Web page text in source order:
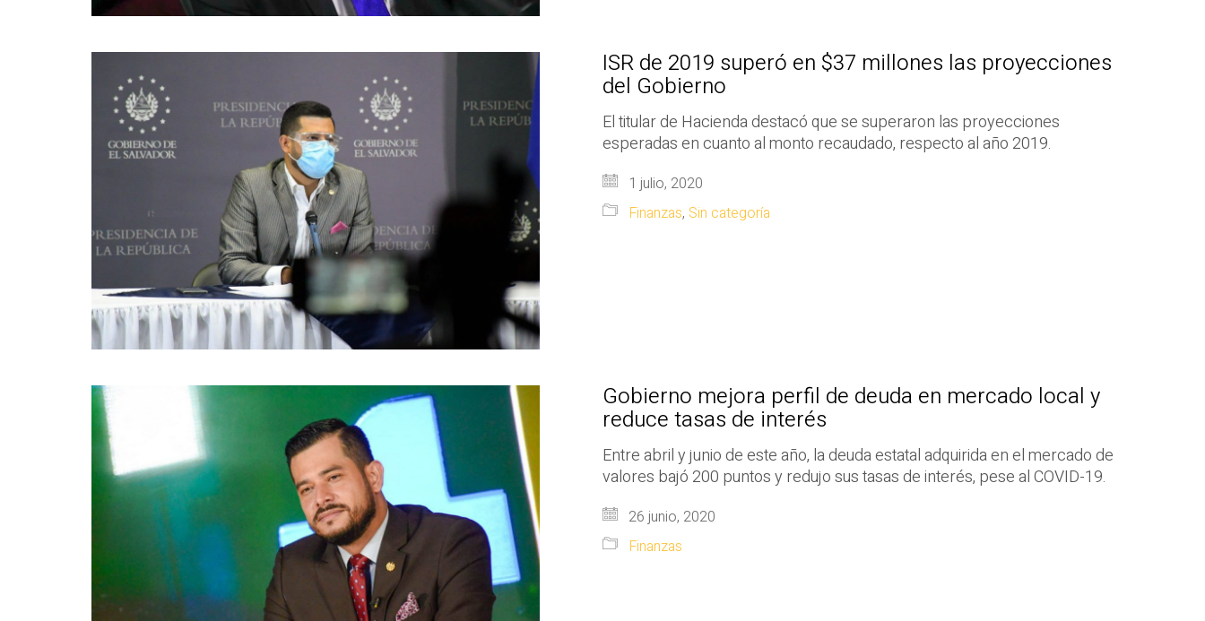
ISR de 2019 superó en $37 millones las proyecciones
del Gobierno
El titular de Hacienda destacó que se superaron las proyecciones
esperadas en cuanto al monto recaudado, respecto al año 2019.
1 julio, 2020
Finanzas, Sin categoría
Gobierno mejora perfil de deuda en mercado local y
reduce tasas de interés
Entre abril y junio de este año, la deuda estatal adquirida en el mercado de
valores bajó 200 puntos y redujo sus tasas de interés, pese al COVID-19.
26 junio, 2020
Finanzas